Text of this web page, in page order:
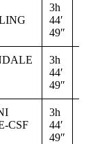
3h
44′
49″
3h
44′
49″
CSF
3h
44′
49″